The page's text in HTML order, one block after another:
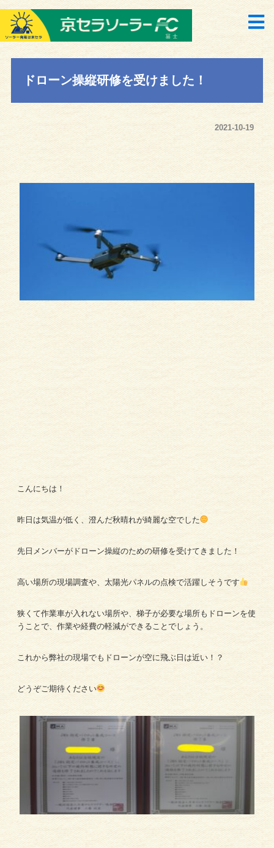
ドローン操縦研修を受けました！
2021-10-19
こんにちは！
昨日は気温が低く、澄んだ秋晴れが綺麗な空でした
先日メンバーがドローン操縦のための研修を受けてきました！
高い場所の現場調査や、太陽光パネルの点検で活躍しそうです
狭くて作業車が入れない場所や、梯子が必要な場所もドローンを使
うことで、作業や経費の軽減ができることでしょう。
これから弊社の現場でもドローンが空に飛ぶ日は近い！？
どうぞご期待ください